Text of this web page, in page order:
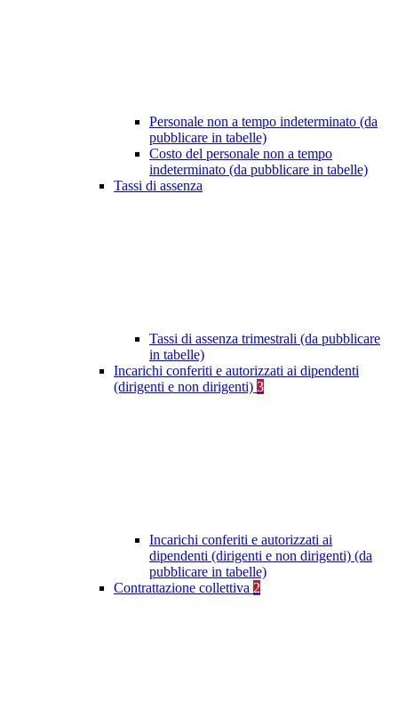
Personale non a tempo indeterminato (da
pubblicare in tabelle)
Costo del personale non a tempo
indeterminato (da pubblicare in tabelle)
Tassi di assenza
Tassi di assenza trimestrali (da pubblicare
in tabelle)
Incarichi conferiti e autorizzati ai dipendenti
(dirigenti e non dirigenti) 3
Incarichi conferiti e autorizzati ai
dipendenti (dirigenti e non dirigenti) (da
pubblicare in tabelle)
Contrattazione collettiva 2